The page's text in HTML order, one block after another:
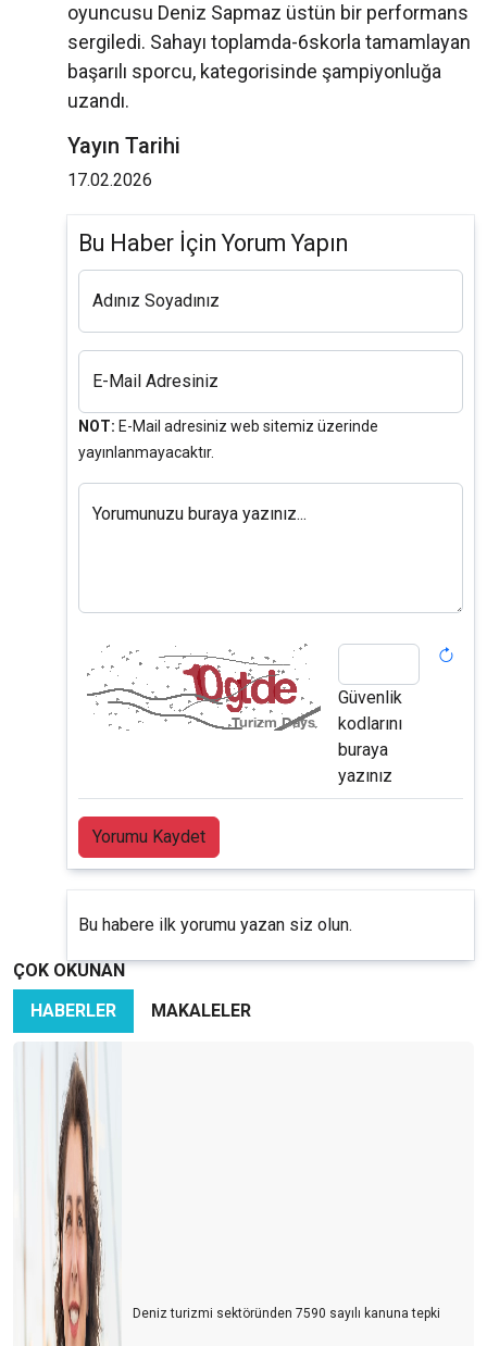
oyuncusu Deniz Sapmaz üstün bir performans
sergiledi. Sahayı toplamda-6skorla tamamlayan
başarılı sporcu, kategorisinde şampiyonluğa
uzandı.
Yayın Tarihi
17.02.2026
Bu Haber İçin Yorum Yapın
Adınız Soyadınız
E-Mail Adresiniz
NOT: E-Mail adresiniz web sitemiz üzerinde
yayınlanmayacaktır.
Yorumunuzu buraya yazınız...
Güvenlik
kodlarını
buraya
yazınız
Yorumu Kaydet
Bu habere ilk yorumu yazan siz olun.
ÇOK OKUNAN
HABERLER
MAKALELER
Deniz turizmi sektöründen 7590 sayılı kanuna tepki